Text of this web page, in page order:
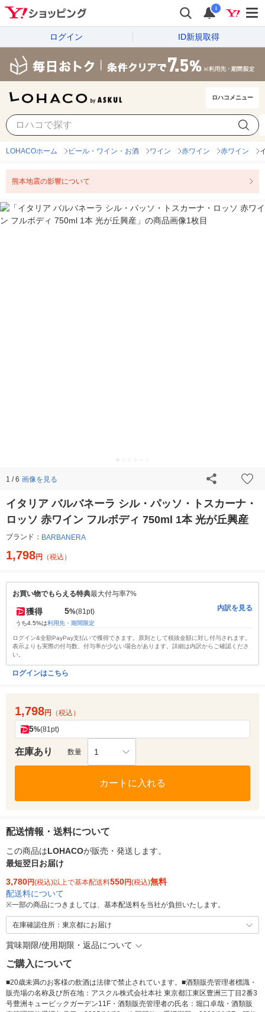
i
ログイン ID新規取得
ロハコメニュー
LOHACOホーム ビール・ワイン・お酒 ワイン 赤ワイン 赤ワイン
熊本地震の影響について
1 / 6 画像を見る
イタリア バルバネーラ シル・パッソ・トスカーナ・
ロッソ 赤ワイン フルボディ 750ml 1本 光が丘興産
ブランド： BARBANERA
1,798円 （税込）
お買い物でもらえる特典最大付与率7%
獲得 5%(81pt)
うち4.5%は利用先・期間限定
内訳を見る
ログイン&全額PayPay支払いで獲得できます。原則として税抜金額に対し付与されます。
表示よりも実際の付与数、付与率が少ない場合があります。詳細は内訳からご確認くださ
い。
ログインはこちら
1,798円 （税込）
5%(81pt)
在庫あり 数量 1
カートに入れる
配送情報・送料について
この商品はLOHACOが販売・発送します。
最短翌日お届け
3,780円(税込)以上で基本配送料550円(税込)無料
配送料について
※一部の商品につきましては、基本配送料を当社が負担いたします。
在庫確認住所：東京都にお届け
賞味期限/使用期限・返品について
ご購入について
■20歳未満のお客様の飲酒は法律で禁止されています。■酒類販売管理者標識・
販売場の名称及び所在地：アスクル株式会社本社 東京都江東区豊洲三丁目2番3
号豊洲キュービックガーデン11F・酒類販売管理者の氏名：堀口卓哉・酒類販